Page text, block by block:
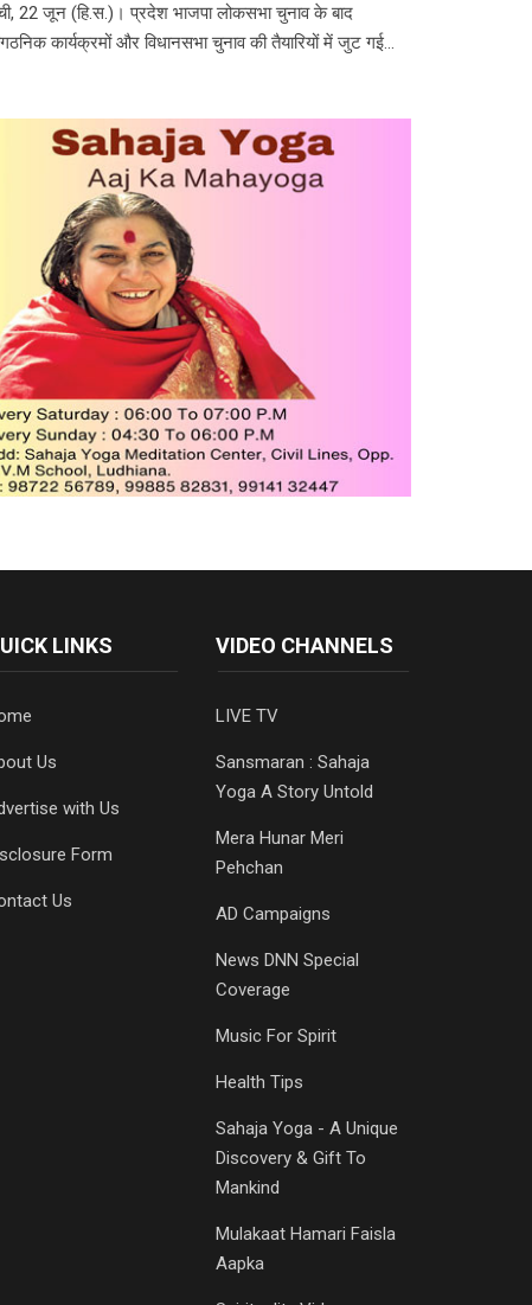
22 जून (हि.स.)। प्रदेश भाजपा लोकसभा चुनाव के बाद
कार्यक्रमों और विधानसभा चुनाव की तैयारियों में जुट गई...
LINKS
Us
with Us
Form
Us
VIDEO CHANNELS
LIVE TV
Sansmaran : Sahaja
Yoga A Story Untold
Mera Hunar Meri
Pehchan
AD Campaigns
News DNN Special
Coverage
Music For Spirit
Health Tips
Sahaja Yoga - A Unique
Discovery & Gift To
Mankind
Mulakaat Hamari Faisla
Aapka